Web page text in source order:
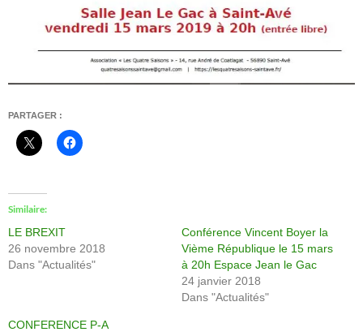
PARTAGER :
Similaire
LE BREXIT
26 novembre 2018
Dans "Actualités"
Conférence Vincent Boyer la
Vième République le 15 mars
à 20h Espace Jean le Gac
24 janvier 2018
Dans "Actualités"
CONFERENCE P-A